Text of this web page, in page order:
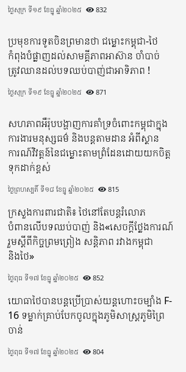
ថ្ងៃសុក្រ ទី១៩ ខែធ្នូ ឆ្នាំ២០២៥ 832
ប្រមុខការទូតចិនព្រមានថា ជម្លោះកម្ពុជា-ថៃ
កំពុងបំផ្លាញដល់សាមគ្គីភាពអាស៊ាន ចាំបាច់
ត្រូវឈានដល់បទឈប់បាញ់ជាអាទិភាព !
ថ្ងៃសុក្រ ទី១៩ ខែធ្នូ ឆ្នាំ២០២៥ 871
សហភាពអឺរ៉ុបបង្ហាញការគាំទ្រចំពោះកម្ពុជាក្នុង
ការងារមនុស្សធម៌ និងបន្តតាមដាន អំពីស្ថាន
ការណ៍វិវត្តន៍នៃជម្លោះតាមព្រំដែនដោយយកចិត្ត
ទុកដាក់ខ្ពស់
ថ្ងៃព្រហស្បតិ៍ ទី១៨ ខែធ្នូ ឆ្នាំ២០២៥ 815
ក្រសួងការពារជាតិ៖ ថៃនៅតែបន្តរំលោភ
បំពានលើបទឈប់បាញ់ និង«សេចក្តីថ្លែងការណ៍
រួមស្តីពីកិច្ចព្រមព្រៀង សន្តិភាព រវាងកម្ពុជា
និងថៃ»
ថ្ងៃពុធ ទី១៧ ខែធ្នូ ឆ្នាំ២០២៥ 852
យោធាថៃបានបន្តប្រើប្រាស់យន្តហោះចម្បាំង F-
16 ទម្លាក់គ្រាប់បែកចូលក្នុងភូមិសាស្ត្រភូមិព្រៃ
ចាន់
ថ្ងៃពុធ ទី១៧ ខែធ្នូ ឆ្នាំ២០២៥ 804